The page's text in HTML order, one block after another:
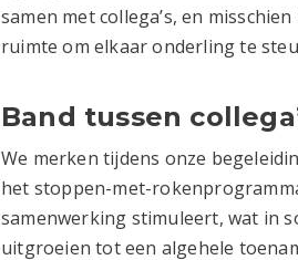
samen met collega’s, en
ruimte om elkaar onderling te
Band tussen
We merken tijdens onze
het stoppen-met-
samenwerking stimuleert, wat in
uitgroeien tot een algehele